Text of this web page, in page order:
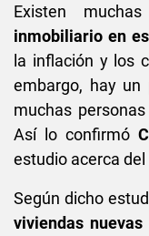
Existen
inmobiliario en
la inflación y los
embargo, hay
muchas
Así lo confirmó
estudio acerca
Según dicho
viviendas